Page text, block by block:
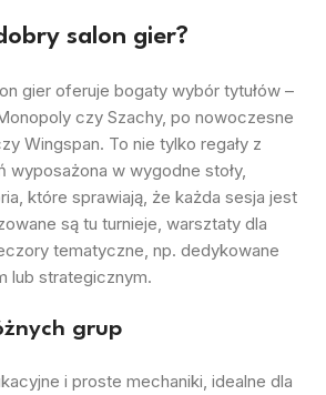
salon gier?
gier oferuje bogaty wybór tytułów –
czy Szachy, po nowoczesne
Wingspan. To nie tylko regały z
wyposażona w wygodne stoły,
które sprawiają, że każda sesja jest
są tu turnieje, warsztaty dla
tematyczne, np. dedykowane
lub strategicznym.
grup
i proste mechaniki, idealne dla